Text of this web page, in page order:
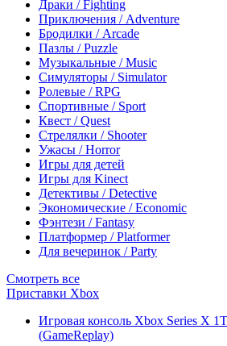
Драки / Fighting
Приключения / Adventure
Бродилки / Arcade
Пазлы / Puzzle
Музыкальные / Music
Симуляторы / Simulator
Ролевые / RPG
Спортивные / Sport
Квест / Quest
Стрелялки / Shooter
Ужасы / Horror
Игры для детей
Игры для Kinect
Детективы / Detective
Экономические / Economic
Фэнтези / Fantasy
Платформер / Platformer
Для вечеринок / Party
Смотреть все
Приставки Xbox
Игровая консоль Xbox Series X
(GameReplay)